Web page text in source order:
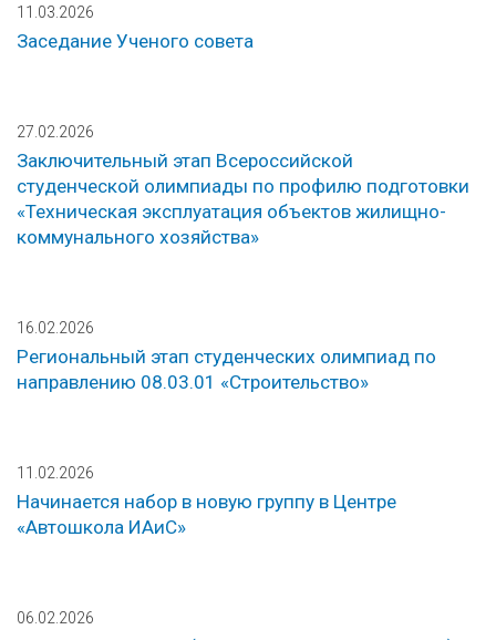
11.03.2026
Заседание Ученого совета
27.02.2026
Заключительный этап Всероссийской
студенческой олимпиады по профилю подготовки
«Техническая эксплуатация объектов жилищно-
коммунального хозяйства»
16.02.2026
Региональный этап студенческих олимпиад по
направлению 08.03.01 «Строительство»
11.02.2026
Начинается набор в новую группу в Центре
«Автошкола ИАиС»
06.02.2026